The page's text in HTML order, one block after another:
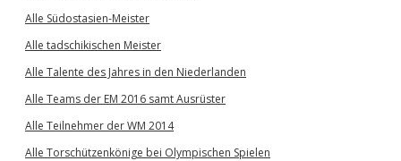
Alle Südostasien-Meister
Alle tadschikischen Meister
Alle Talente des Jahres in den Niederlanden
Alle Teams der EM 2016 samt Ausrüster
Alle Teilnehmer der WM 2014
Alle Torschützenkönige bei Olympischen Spielen